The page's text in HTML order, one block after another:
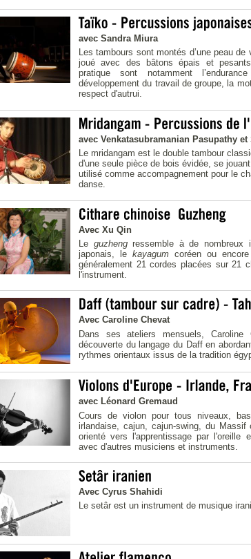
avec Sandra Miura
Les tambours sont montés d’une peau
joué avec des bâtons épais et
pratique sont notamment
développement du travail de groupe, la
respect d'autrui.
avec Venkatasubramanian Pasupathy
Le mridangam est le double tambour
d'une seule pièce de bois évidée, se
utilisé comme accompagnement pour le
danse.
Avec Xu Qin
Le guzhengressemble à de nombreux
japonais, le kayagumcoréen ou
généralement 21 cordes placées sur 21
l'instrument.
Avec Caroline Chevat
Dans ses ateliers mensuels,
découverte du langage du Daff en
rythmes orientaux issus de la tradition
avec Léonard Gremaud
Cours de violon pour tous niveaux,
irlandaise, cajun, cajun-swing, du
orienté vers l'apprentissage par l'oreille
avec d'autres musiciens et instruments.
Avec Cyrus Shahidi
Le setâr est un instrument de musique